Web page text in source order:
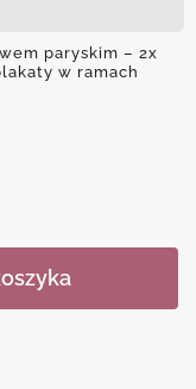
paryskim – 2x
w ramach